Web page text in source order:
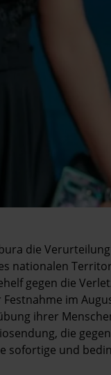
die
nationalen
gegen die
im
ihrer
die
sofortige und